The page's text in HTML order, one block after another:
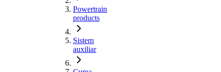
Powertrain
products
Sistem
auxiliar